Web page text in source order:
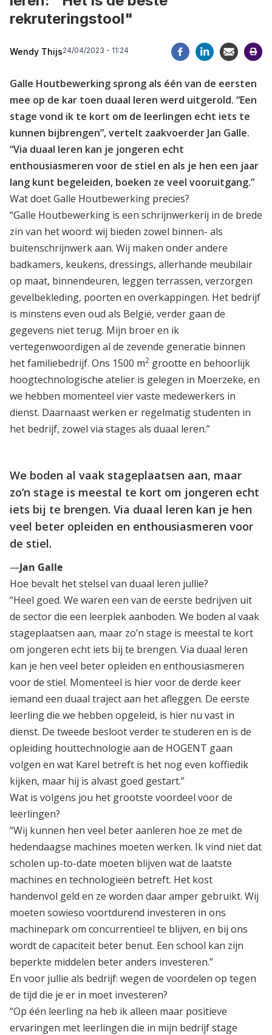
rekruteringstool"
Wendy Thijs24/04/2023 - 11:24
Galle Houtbewerking sprong als één van de eersten
mee op de kar toen duaal leren werd uitgerold. “Een
stage vond ik te kort om de leerlingen echt iets te
kunnen bijbrengen”, vertelt zaakvoerder Jan Galle.
“Via duaal leren kan je jongeren echt
enthousiasmeren voor de stiel en als je hen een jaar
lang kunt begeleiden, boeken ze veel vooruitgang.”
Wat doet Galle Houtbewerking precies?
“Galle Houtbewerking is een schrijnwerkerij in de brede
zin van het woord: wij bieden zowel binnen- als
buitenschrijnwerk aan. Wij maken onder andere
badkamers, keukens, dressings, allerhande meubilair
op maat, binnendeuren, leggen terrassen, verzorgen
gevelbekleding, poorten en overkappingen. Het bedrijf
is minstens even oud als België, verder gaan de
gegevens niet terug. Mijn broer en ik
vertegenwoordigen al de zevende generatie binnen
het familiebedrijf. Ons 1500 m2 grootte en behoorlijk
hoogtechnologische atelier is gelegen in Moerzeke, en
we hebben momenteel vier vaste medewerkers in
dienst. Daarnaast werken er regelmatig studenten in
het bedrijf, zowel via stages als duaal leren.”
We boden al vaak stageplaatsen aan, maar
zo’n stage is meestal te kort om jongeren echt
iets bij te brengen. Via duaal leren kan je hen
veel beter opleiden en enthousiasmeren voor
de stiel.
—Jan Galle
Hoe bevalt het stelsel van duaal leren jullie?
“Heel goed. We waren een van de eerste bedrijven uit
de sector die een leerplek aanboden. We boden al vaak
stageplaatsen aan, maar zo’n stage is meestal te kort
om jongeren echt iets bij te brengen. Via duaal leren
kan je hen veel beter opleiden en enthousiasmeren
voor de stiel. Momenteel is hier voor de derde keer
iemand een duaal traject aan het afleggen. De eerste
leerling die we hebben opgeleid, is hier nu vast in
dienst. De tweede besloot verder te studeren en is de
opleiding houttechnologie aan de HOGENT gaan
volgen en wat Karel betreft is het nog even koffiedik
kijken, maar hij is alvast goed gestart.”
Wat is volgens jou het grootste voordeel voor de
leerlingen?
“Wij kunnen hen veel beter aanleren hoe ze met de
hedendaagse machines moeten werken. Ik vind niet dat
scholen up-to-date moeten blijven wat de laatste
machines en technologieën betreft. Het kost
handenvol geld en ze worden daar amper gebruikt. Wij
moeten sowieso voortdurend investeren in ons
machinepark om concurrentieel te blijven, en bij ons
wordt de capaciteit beter benut. Een school kan zijn
beperkte middelen beter anders investeren.”
En voor jullie als bedrijf: wegen de voordelen op tegen
de tijd die je er in moet investeren?
“Op één leerling na heb ik alleen maar positieve
ervaringen met leerlingen die in mijn bedrijf stage